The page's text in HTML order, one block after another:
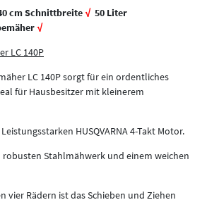
cm Schnittbreite√50 Liter
√
LC 140P
LC 140P sorgt für ein ordentliches
für Hausbesitzer mit kleinerem
HUSQVARNA 4-Takt Motor.
robusten Stahlmähwerk und einem weichen
vier Rädern ist das Schieben und Ziehen